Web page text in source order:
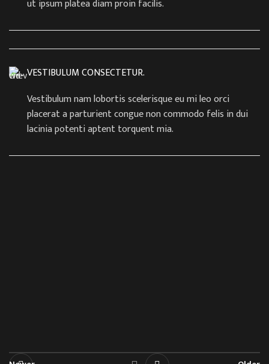
ut ipsum platea diam proin facilis.
VESTIBULUM CONSECTETUR.
Vestibulum nam lobortis scelerisque eu mi leo orci
placerat a parturient congue non commodo felis in dui
lacinia potenti aptent torquent mia.